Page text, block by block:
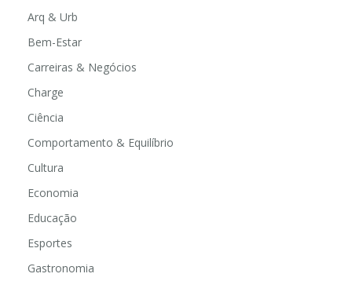
Arq & Urb
Bem-Estar
Carreiras & Negócios
Charge
Ciência
Comportamento & Equilíbrio
Cultura
Economia
Educação
Esportes
Gastronomia